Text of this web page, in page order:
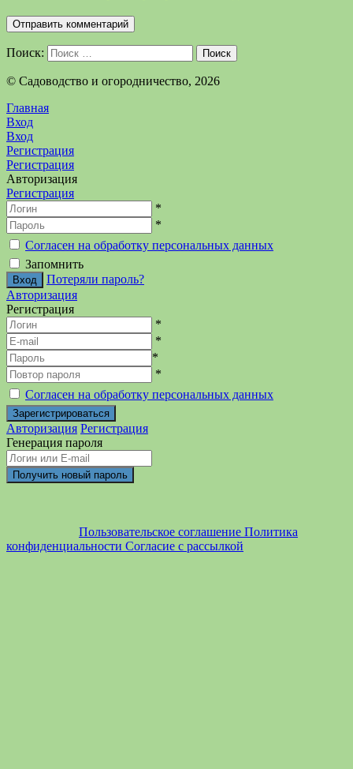
Поиск: Поиск
©️ Садоводство и огородничество, 2026
Главная
Вход
Вход
Регистрация
Регистрация
Авторизация
Регистрация
*
*
Согласен на обработку персональных данных
Запомнить
Потеряли пароль?
Авторизация
Регистрация
*
*
*
*
Согласен на обработку персональных данных
Авторизация Регистрация
Генерация пароля
Пользовательское соглашение Политика
конфиденциальности Согласие с рассылкой